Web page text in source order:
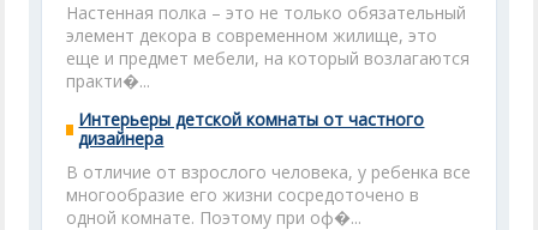
Настенная полка – это не только обязательный
элемент декора в современном жилище, это
еще и предмет мебели, на который возлагаются
практи�...
Интерьеры детской комнаты от частного
дизайнера
В отличие от взрослого человека, у ребенка все
многообразие его жизни сосредоточено в
одной комнате. Поэтому при оф�...